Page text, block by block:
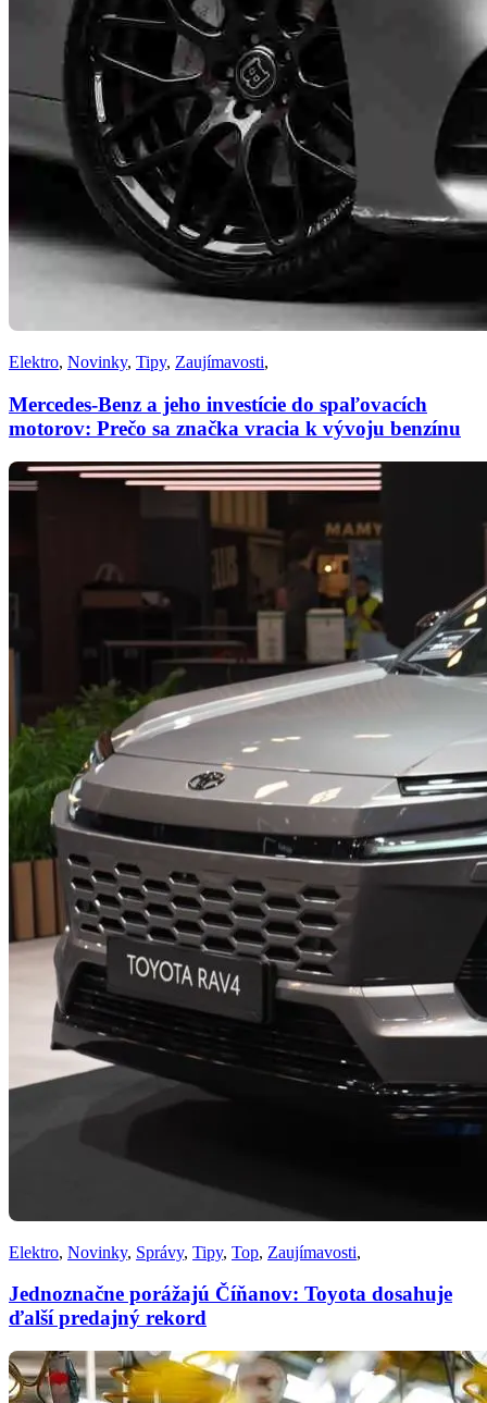
Elektro, Novinky, Tipy, Zaujímavosti,
Mercedes-Benz a jeho investície do spaľovacích
motorov: Prečo sa značka vracia k vývoju benzínu
Elektro, Novinky, Správy, Tipy, Top, Zaujímavosti,
Jednoznačne porážajú Číňanov: Toyota dosahuje
ďalší predajný rekord